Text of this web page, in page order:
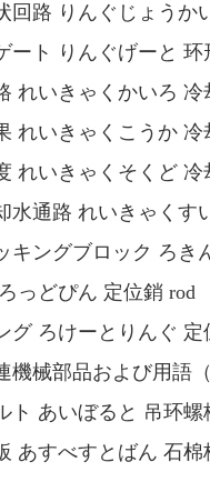
回路 りんぐじょう
ート りんぐげーと
れいきゃくかいろ 冷
れいきゃくこうか
れいきゃくそくど
水通路 れいきゃく
キングブロック ろ
っどぴん 定位銷
グ ろけーとりんぐ
機械部品および用
ト あいぼると 吊环
あすべすとばん 石棉